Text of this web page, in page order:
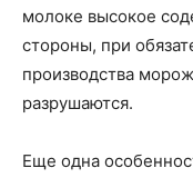
молоке высокое
стороны, при
производства
разрушаются.
Еще одна